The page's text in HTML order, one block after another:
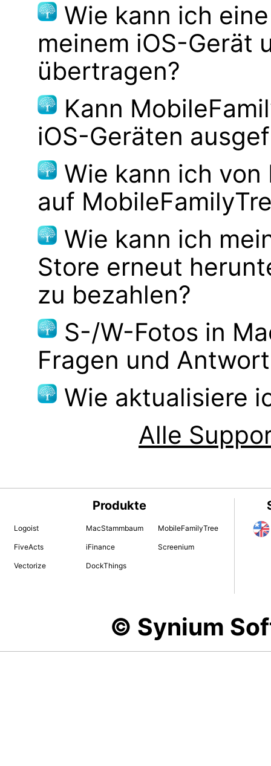
Wie kann ich
meinem iOS-Gerät
übertragen?
Kann
iOS-Geräten
Wie kann ich
auf
Wie kann ich
Store erneut
zu bezahlen?
S-/W-Fotos in
Fragen und
Wie aktualisiere
Alle
Produkte
Logoist MacStammbaum MobileFamilyTree
FiveActs iFinance Screenium
Vectorize DockThings
© Synium